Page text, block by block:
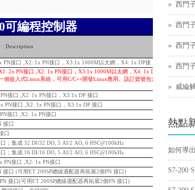
可編程控制器
Description
PN接口 ,X2: 1x PN接口，X3:1x 1000M以太網，X4: 1x DP接
2x PN接口 ,X2: 1x PN接口，X3:1x 1000M以太網，X4: 1x DP 接口; 可
嵌入式Linux系統，可用C/C++開發Linux應用。該訂貨號包含MFP CPU、
接口 ,X2: 1x PN接口，X3:1x DP 接口
PN接口 ,X2: 1x PN接口，X3:1x DP 接口
接口 ,X2: 1x PN接口
接口
口
；集成 32 DI/32 DO, 5 AI/2 AO, 6 HSC@100kHz
；集成 16 DI/16 DO, 5 AI/2 AO, 6 HSC@100kHz
PN接口 ,X2: 1x PN接口
接口 (可用ET 200SP總線適配器再拓展2個PN 接口)
接口(可用ET 200SP總線適配器再拓展2個PN 接口)
西門
西門
西門
西門
威綸
熱點
如何導
錄？
S7-200